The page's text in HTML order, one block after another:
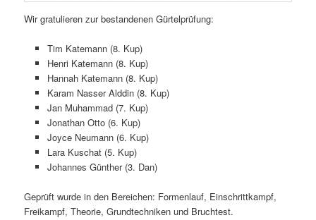
Wir gratulieren zur bestandenen Gürtelprüfung:
Tim Katemann (8. Kup)
Henri Katemann (8. Kup)
Hannah Katemann (8. Kup)
Karam Nasser Alddin (8. Kup)
Jan Muhammad (7. Kup)
Jonathan Otto (6. Kup)
Joyce Neumann (6. Kup)
Lara Kuschat (5. Kup)
Johannes Günther (3. Dan)
Geprüft wurde in den Bereichen: Formenlauf, Einschrittkampf,
Freikampf, Theorie, Grundtechniken und Bruchtest.